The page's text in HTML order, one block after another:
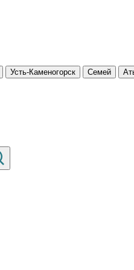
Усть-Каменогорск Семей